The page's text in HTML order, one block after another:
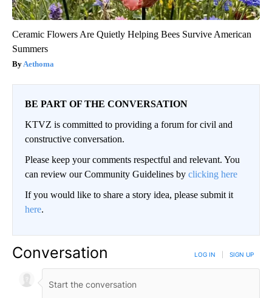
Ceramic Flowers Are Quietly Helping Bees Survive American
Summers
Aethoma
BE PART OF THE CONVERSATION
KTVZ is committed to providing a forum for civil and
constructive conversation.
Please keep your comments respectful and relevant. You
can review our Community Guidelines by clicking here
If you would like to share a story idea, please submit it
here.
Conversation LOG IN SIGN UP